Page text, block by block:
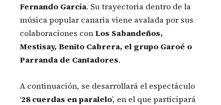
Fernando García. Su trayectoria dentro de la
música popular canaria viene avalada por sus
colaboraciones conLos Sabandeños,
Mestisay, Benito Cabrera, el grupo Garoé o
Parranda de Cantadores.
A continuación, se desarrollará el espectáculo
‘28 cuerdas en paralelo’, en el que participará